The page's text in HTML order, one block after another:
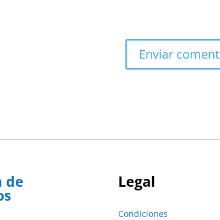
de Legal
Condiciones